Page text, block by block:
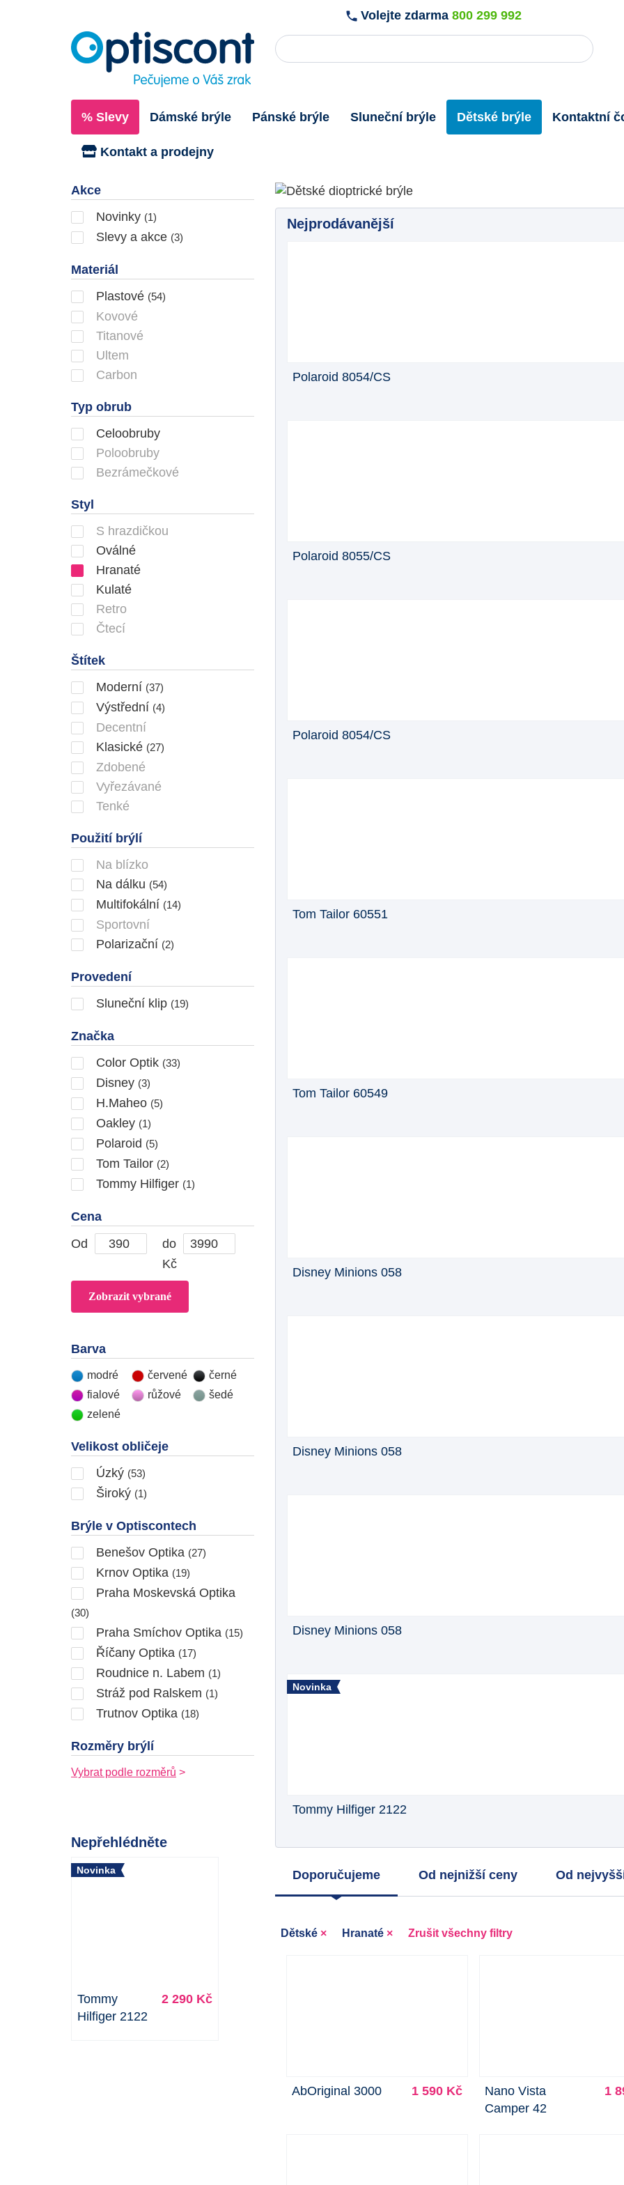
Volejte zdarma800 299 992
% Slevy Dámské brýle Pánské brýle Sluneční brýle Dětské brýle Kontaktní
Kontakt a prodejny
Akce
Novinky (1)
Slevy a akce (3)
Materiál
Plastové (54)
Kovové
Titanové
Ultem
Carbon
Typ obrub
Celoobruby
Poloobruby
Bezrámečkové
Styl
S hrazdičkou
Oválné
Hranaté
Kulaté
Retro
Čtecí
Štítek
Moderní (37)
Výstřední (4)
Decentní
Klasické (27)
Zdobené
Vyřezávané
Tenké
Použití brýlí
Na blízko
Na dálku (54)
Multifokální (14)
Sportovní
Polarizační (2)
Provedení
Sluneční klip (19)
Značka
Color Optik (33)
Disney (3)
H.Maheo (5)
Oakley (1)
Polaroid (5)
Tom Tailor (2)
Tommy Hilfiger (1)
Cena
Od
do
Kč
Barva
modré červené
černé
fialové
růžové
šedé
zelené
Velikost obličeje
Úzký (53)
Široký (1)
Brýle v Optiscontech
Benešov Optika (27)
Krnov Optika (19)
Praha Moskevská Optika
(30)
Praha Smíchov Optika (15)
Říčany Optika (17)
Roudnice n. Labem (1)
Stráž pod Ralskem (1)
Trutnov Optika (18)
Rozměry brýlí
Vybrat podle rozměrů
Nepřehlédněte
Novinka
Tommy
Hilfiger 2122
2 290 Kč
Nejprodávanější
Polaroid 8054/CS
Polaroid 8055/CS
Polaroid 8054/CS
Tom Tailor 60551
Tom Tailor 60549
Disney Minions 058
Disney Minions 058
Disney Minions 058
Novinka
Tommy Hilfiger 2122
Doporučujeme Od nejnižší ceny Od
Dětské × Hranaté × Zrušit všechny filtry
AbOriginal 3000 1 590 Kč
Nano Vista
Camper 42
1